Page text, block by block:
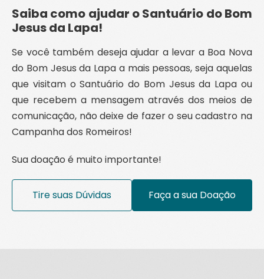
Saiba como ajudar o Santuário do Bom
Jesus da Lapa!
Se você também deseja ajudar a levar a Boa Nova
do Bom Jesus da Lapa a mais pessoas, seja aquelas
que visitam o Santuário do Bom Jesus da Lapa ou
que recebem a mensagem através dos meios de
comunicação, não deixe de fazer o seu cadastro na
Campanha dos Romeiros!
Sua doação é muito importante!
Tire suas Dúvidas Faça a sua Doação